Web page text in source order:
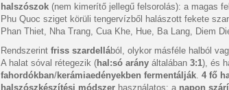
halszószok (nem kimerítő jellegű felsorolás): a magas
Phu Quoc sziget körüli tengervízből halászott fekete
Phan Thiet, Nha Trang, Cua Khe, Hue, Ba Lang, Diem
Rendszerint friss szardellából, olykor másféle halból
A halat sóval rétegezik (hal:só arány általában 3:1), és
fahordókban/kerámiaedényekben fermentálják. 4 fő
halszószkészítési módszer használatos: a napon